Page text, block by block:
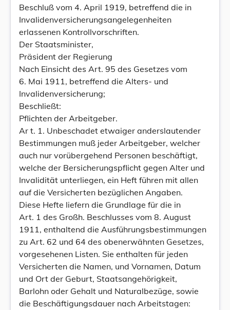
Beschluß vom 4. April 1919, betreffend die in
Invalidenversicherungsangelegenheiten
erlassenen Kontrollvorschriften.
Der Staatsminister,
Präsident der Regierung
Nach Einsicht des Art. 95 des Gesetzes vom
6. Mai 1911, betreffend die Alters- und
Invalidenversicherung;
Beschließt:
Pflichten der Arbeitgeber.
Ar t. 1. Unbeschadet etwaiger anderslautender
Bestimmungen muß jeder Arbeitgeber, welcher
auch nur vorübergehend Personen beschäftigt,
welche der Bersicherungspflicht gegen Alter und
Invalidität unterliegen, ein Heft führen mit allen
auf die Versicherten bezüglichen Angaben.
Diese Hefte liefern die Grundlage für die in
Art. 1 des Großh. Beschlusses vom 8. August
1911, enthaltend die Ausführungsbestimmungen
zu Art. 62 und 64 des obenerwähnten Gesetzes,
vorgesehenen Listen. Sie enthalten für jeden
Versicherten die Namen, und Vornamen, Datum
und Ort der Geburt, Staatsangehörigkeit,
Barlohn oder Gehalt und Naturalbezüge, sowie
die Beschäftigungsdauer nach Arbeitstagen: